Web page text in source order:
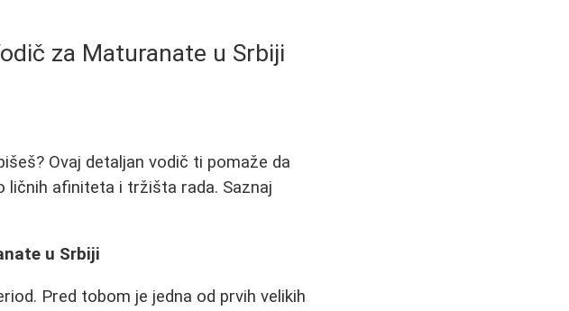
za Maturanate u Srbiji
Ovaj detaljan vodič ti pomaže da
ličnih afiniteta i tržišta rada. Saznaj
u Srbiji
Pred tobom je jedna od prvih velikih